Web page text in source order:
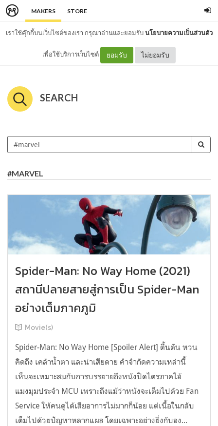
MAKERS STORE
เราใช้คุ๊กกี้บนเว็บไซต์ของเรา กรุณาอ่านและยอมรับนโยบายความเป็นส่วนตัว
เพื่อใช้บริการเว็บไซต์ ยอมรับ ไม่ยอมรับ
SEARCH
#MARVEL
Spider-Man: No Way Home (2021)
สถานีปลายสายสู่การเป็น Spider-Man
อย่างเต็มภาคภูมิ
Movie(s)
Spider-Man: No Way Home [Spoiler Alert] ตื้นตัน หวน
คิดถึง เคล้าน้ำตา และน่าเสียดาย คำจำกัดความเหล่านี้
เห็นจะเหมาะสมกับการบรรยายถึงหนังปิดไตรภาคไอ้
แมงมุมประจำ MCU เพราะถึงแม้ว่าหนังจะเต็มไปด้วย Fan
Service ให้คนดูได้เสียอาการไม่มากก็น้อย แต่เนื้อในกลับ
เต็มไปด้วยปัญหาหลากแผล โดยเฉพาะอย่างยิ่งกับอง...